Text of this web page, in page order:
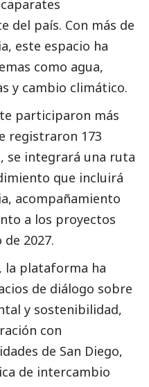
del país. Con más de
este espacio ha
como agua,
y cambio climático.
participaron más
registraron 173
se integrará una ruta
que incluirá
acompañamiento
a los proyectos
2027.
la plataforma ha
de diálogo sobre
y sostenibilidad,
con
de San Diego,
de intercambio